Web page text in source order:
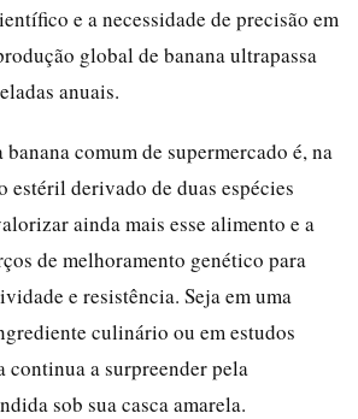
e a necessidade de precisão em
global de banana ultrapassa
anuais.
comum de supermercado é, na
estéril derivado de duas espécies
ainda mais esse alimento e a
de melhoramento genético para
e resistência. Seja em uma
culinário ou em estudos
continua a surpreender pela
sob sua casca amarela.